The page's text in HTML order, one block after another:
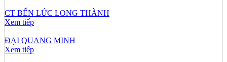
CT BẾN LỨC LONG THÀNH
Xem tiếp
ĐẠI QUANG MINH
Xem tiếp